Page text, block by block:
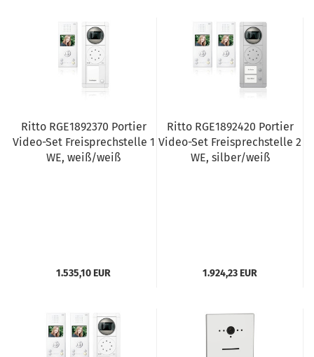
Ritto RGE1892370 Portier
Video-Set Freisprechstelle 1
WE, weiß/weiß
1.535,10 EUR
Ritto RGE1892420 Portier
Video-Set Freisprechstelle 2
WE, silber/weiß
1.924,23 EUR